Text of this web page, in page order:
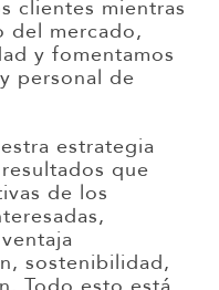
clientes mientras
del mercado,
y fomentamos
personal de
estrategia
que
de los
sostenibilidad,